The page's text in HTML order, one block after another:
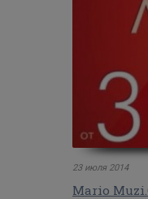
23 июля 2014
Mario